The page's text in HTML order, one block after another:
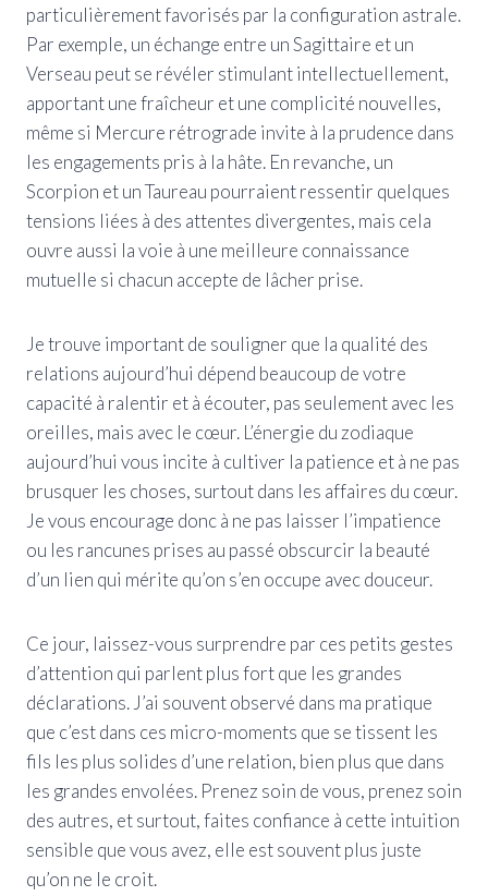
particulièrement favorisés par la configuration astrale.
Par exemple, un échange entre un Sagittaire et un
Verseau peut se révéler stimulant intellectuellement,
apportant une fraîcheur et une complicité nouvelles,
même si Mercure rétrograde invite à la prudence dans
les engagements pris à la hâte. En revanche, un
Scorpion et un Taureau pourraient ressentir quelques
tensions liées à des attentes divergentes, mais cela
ouvre aussi la voie à une meilleure connaissance
mutuelle si chacun accepte de lâcher prise.
Je trouve important de souligner que la qualité des
relations aujourd’hui dépend beaucoup de votre
capacité à ralentir et à écouter, pas seulement avec les
oreilles, mais avec le cœur. L’énergie du zodiaque
aujourd’hui vous incite à cultiver la patience et à ne pas
brusquer les choses, surtout dans les affaires du cœur.
Je vous encourage donc à ne pas laisser l’impatience
ou les rancunes prises au passé obscurcir la beauté
d’un lien qui mérite qu’on s’en occupe avec douceur.
Ce jour, laissez-vous surprendre par ces petits gestes
d’attention qui parlent plus fort que les grandes
déclarations. J’ai souvent observé dans ma pratique
que c’est dans ces micro-moments que se tissent les
fils les plus solides d’une relation, bien plus que dans
les grandes envolées. Prenez soin de vous, prenez soin
des autres, et surtout, faites confiance à cette intuition
sensible que vous avez, elle est souvent plus juste
qu’on ne le croit.